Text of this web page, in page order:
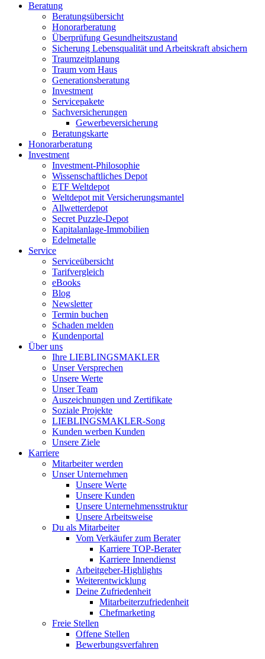
Beratung
Beratungsübersicht
Honorarberatung
Überprüfung Gesundheitszustand
Sicherung Lebensqualität und Arbeitskraft absichern
Traumzeitplanung
Traum vom Haus
Generationsberatung
Investment
Servicepakete
Sachversicherungen
Gewerbeversicherung
Beratungskarte
Honorarberatung
Investment
Investment-Philosophie
Wissenschaftliches Depot
ETF Weltdepot
Weltdepot mit Versicherungsmantel
Allwetterdepot
Secret Puzzle-Depot
Kapitalanlage-Immobilien
Edelmetalle
Service
Serviceübersicht
Tarifvergleich
eBooks
Blog
Newsletter
Termin buchen
Schaden melden
Kundenportal
Über uns
Ihre LIEBLINGSMAKLER
Unser Versprechen
Unsere Werte
Unser Team
Auszeichnungen und Zertifikate
Soziale Projekte
LIEBLINGSMAKLER-Song
Kunden werben Kunden
Unsere Ziele
Karriere
Mitarbeiter werden
Unser Unternehmen
Unsere Werte
Unsere Kunden
Unsere Unternehmensstruktur
Unsere Arbeitsweise
Du als Mitarbeiter
Vom Verkäufer zum Berater
Karriere TOP-Berater
Karriere Innendienst
Arbeitgeber-Highlights
Weiterentwicklung
Deine Zufriedenheit
Mitarbeiterzufriedenheit
Chefmarketing
Freie Stellen
Offene Stellen
Bewerbungsverfahren